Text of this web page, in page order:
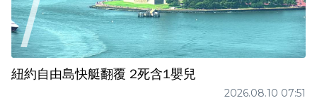
紐約自由島快艇翻覆 2死含1嬰兒
2026.08.10 07:51